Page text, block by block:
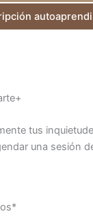
tus
una sesión
*